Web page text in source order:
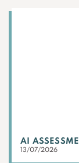
AI
13/07/2026